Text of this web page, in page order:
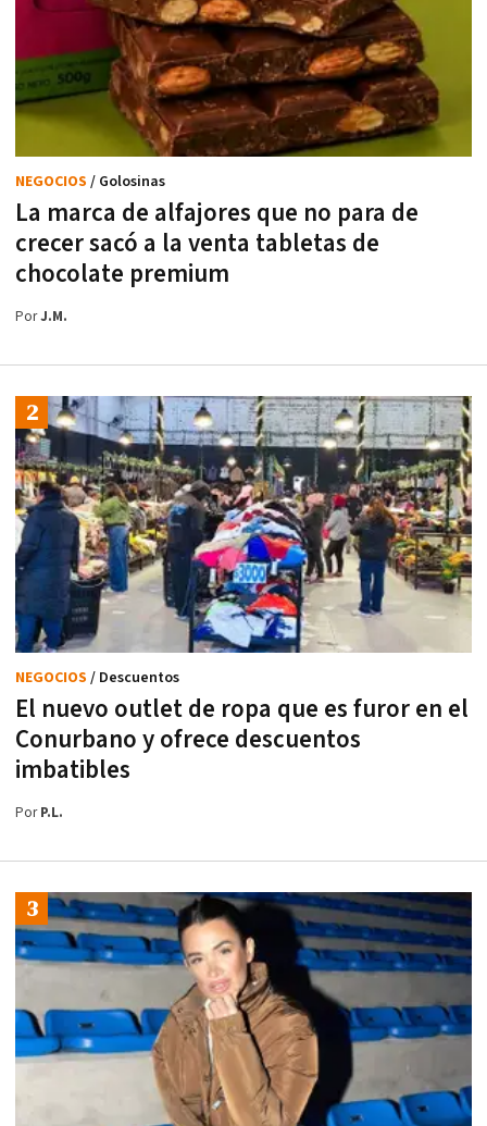
La marca de alfajores que no para de
crecer sacó a la venta tabletas de
chocolate premium
NEGOCIOS / Golosinas
PorJ.M.
El nuevo outlet de ropa que es furor en el
Conurbano y ofrece descuentos
imbatibles
NEGOCIOS / Descuentos
PorP.L.